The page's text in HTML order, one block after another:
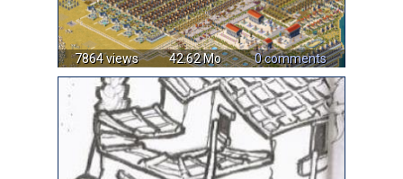
7864 views 42.62 Mo 0 comments